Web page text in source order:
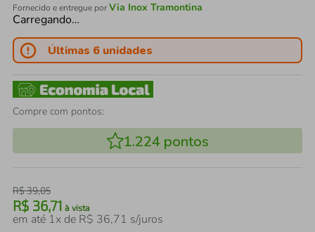
Fornecido e entregue porVia Inox Tramontina
Carregando…
Últimas 6 unidades
Compre com pontos:
1.224pontos
R$39,05
R$ 36,71 à vista
em até 1x de R$ 36,71 s/juros